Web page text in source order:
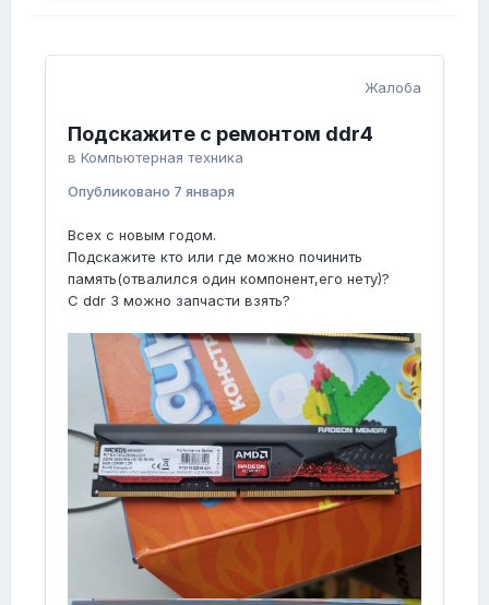
Жалоба
Подскажите с ремонтом ddr4
в Компьютерная техника
Опубликовано 7 января
Всех с новым годом.
Подскажите кто или где можно починить
память(отвалился один компонент,его нету)?
С ddr 3 можно запчасти взять?